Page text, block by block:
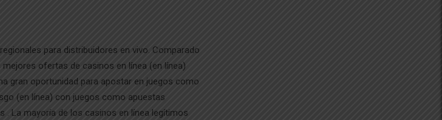
para distribuidores en vivo. Comparado
ofertas de casinos en línea (en línea)
gran oportunidad para apostar en juegos como
(en línea) con juegos como apuestas
La mayoría de los casinos en línea legítimos